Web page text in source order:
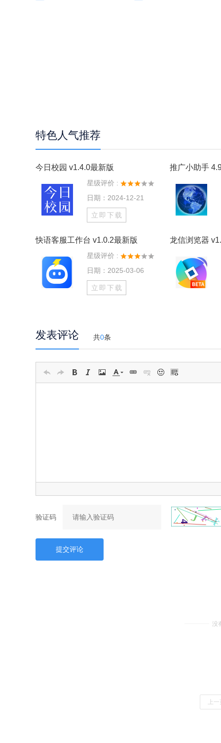
特色人气推荐
今日校园 v1.4.0最新版
星级评价 :
日期：2024-12-21
立即下载
推广小助手
快语客服工作台 v1.0.2最新版
星级评价 :
日期：2025-03-06
立即下载
龙信浏览器
发表评论 共0条
验证码
提交评论
没
上